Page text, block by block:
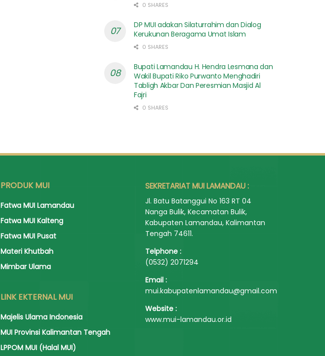
0 SHARES
DP MUI adakan Silaturrahim dan Dialog
Kerukunan Beragama Umat Islam
0 SHARES
Bupati Lamandau H. Hendra Lesmana dan
Wakil Bupati Riko Purwanto Menghadiri
Tabligh Akbar Dan Peresmian Masjid Al
Fajri
0 SHARES
PRODUK MUI
Fatwa MUI Lamandau
Fatwa MUI Kalteng
Fatwa MUI Pusat
Materi Khutbah
Mimbar Ulama
LINK EKTERNAL MUI
Majelis Ulama Indonesia
MUI Provinsi Kalimantan Tengah
LPPOM MUI (Halal MUI)
SEKRETARIAT MUI LAMANDAU :
Jl. Batu Batanggui No 163 RT 04
Nanga Bulik, Kecamatan Bulik,
Kabupaten Lamandau, Kalimantan
Tengah 74611.
Telphone :
(0532) 2071294
Email :
mui.kabupatenlamandau@gmail.com
Website :
www.mui-lamandau.or.id